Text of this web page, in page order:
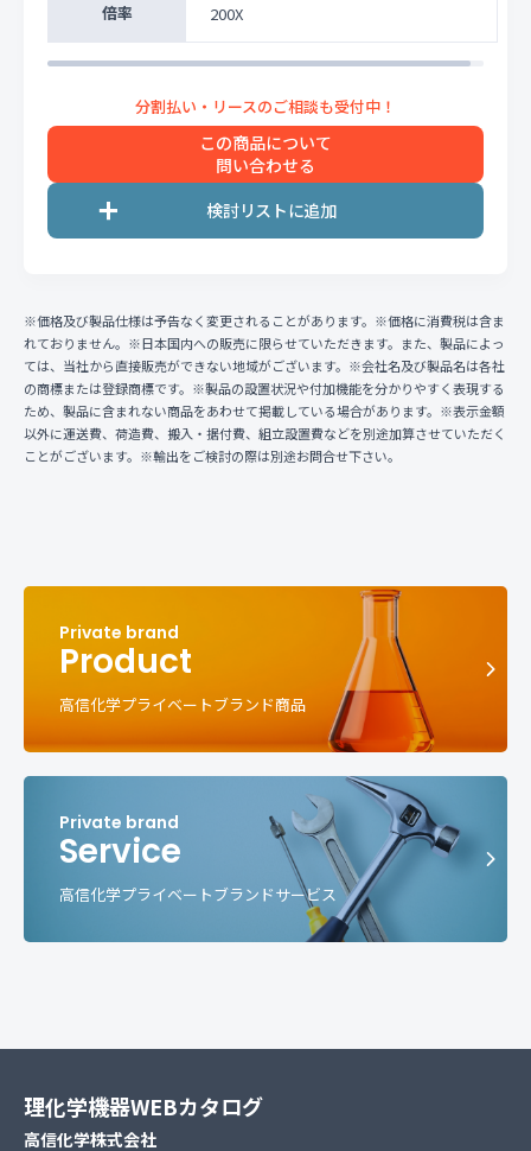
倍率 200X
この商品について
問い合わせる
※価格及び製品仕様は予告なく変更されることがあります。※価格に消費税は含ま
れておりません。※日本国内への販売に限らせていただきます。また、製品によっ
ては、当社から直接販売ができない地域がございます。※会社名及び製品名は各社
の商標または登録商標です。※製品の設置状況や付加機能を分かりやすく表現する
ため、製品に含まれない商品をあわせて掲載している場合があります。※表示金額
以外に運送費、荷造費、搬入・据付費、組立設置費などを別途加算させていただく
ことがございます。※輸出をご検討の際は別途お問合せ下さい。
Product
高信化学プライベートブランド商品
Service
高信化学プライベートブランドサービス
理化学機器WEBカタログ
高信化学株式会社